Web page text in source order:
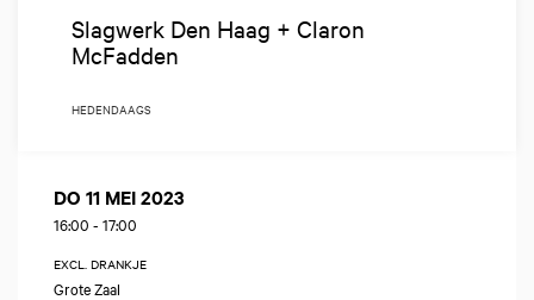
Slagwerk Den Haag + Claron
McFadden
HEDENDAAGS
DO 11 MEI 2023
16:00 - 17:00
EXCL. DRANKJE
Grote Zaal